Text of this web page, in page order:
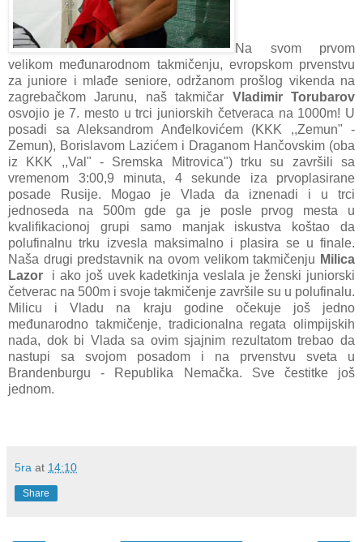
Na svom prvom
velikom međunarodnom takmičenju, evropskom prvenstvu
za juniore i mlađe seniore, održanom prošlog vikenda na
zagrebačkom Jarunu, naš takmičar Vladimir Torubarov
osvojio je 7. mesto u trci juniorskih četveraca na 1000m! U
posadi sa Aleksandrom Anđelkovićem (KKK ,,Zemun" -
Zemun), Borislavom Lazićem i Draganom Hančovskim (oba
iz KKK ,,Val" - Sremska Mitrovica") trku su završili sa
vremenom 3:00,9 minuta, 4 sekunde iza prvoplasirane
posade Rusije. Mogao je Vlada da iznenadi i u trci
jednoseda na 500m gde ga je posle prvog mesta u
kvalifikacionoj grupi samo manjak iskustva koštao da
polufinalnu trku izvesla maksimalno i plasira se u finale.
Naša drugi predstavnik na ovom velikom takmičenju Milica
Lazor
i ako još uvek kadetkinja veslala je ženski juniorski
četverac na 500m i svoje takmičenje završile su u polufinalu.
Milicu i Vladu na kraju godine očekuje još jedno
međunarodno takmičenje, tradicionalna regata olimpijskih
nada, dok bi Vlada sa ovim sjajnim rezultatom trebao da
nastupi sa svojom posadom i na prvenstvu sveta u
Brandenburgu - Republika Nemačka. Sve čestitke još
jednom.
5ra at 14:10
Share